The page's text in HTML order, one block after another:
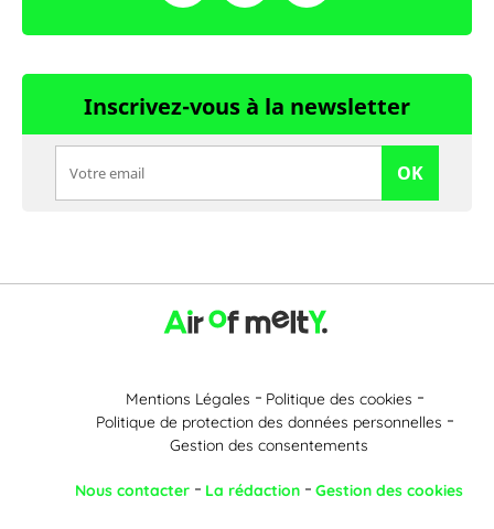
Inscrivez-vous à la newsletter
OK
Mentions Légales
Politique des cookies
Politique de protection des données personnelles
Gestion des consentements
Nous contacter La rédaction Gestion des cookies